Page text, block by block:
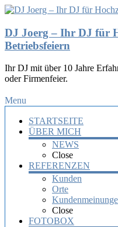
DJ Joerg – Ihr DJ für
Betriebsfeiern
Ihr DJ mit über 10 Jahre
oder Firmenfeier.
Menu
STARTSEITE
ÜBER MICH
NEWS
Close
REFERENZEN
Kunden
Orte
Close
FOTOBOX